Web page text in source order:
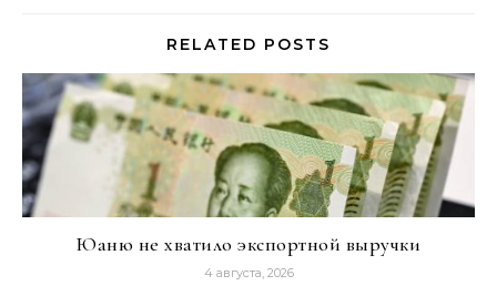
RELATED POSTS
Юаню не хватило экспортной выручки
4 августа, 2026